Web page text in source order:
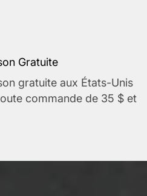
Gratuite
gratuite aux États-Unis
commande de 35 $ et